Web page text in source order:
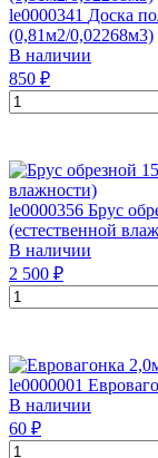
le0000341 Доска
(0,81м2/0,02268м3)
В наличии
850 ₽
le0000356 Брус
(естественной
В наличии
2 500 ₽
le0000001
В наличии
60 ₽